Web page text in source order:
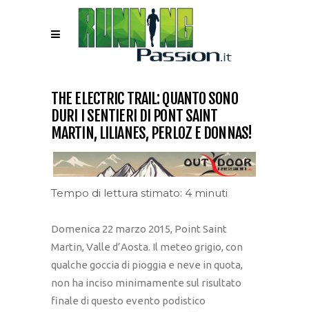
THE ELECTRIC TRAIL: QUANTO SONO
DURI I SENTIERI DI PONT SAINT
MARTIN, LILIANES, PERLOZ E DONNAS!
Tempo di lettura stimato: 4 minuti
Domenica 22 marzo 2015, Point Saint
Martin, Valle d’Aosta. Il meteo grigio, con
qualche goccia di pioggia e neve in quota,
non ha inciso minimamente sul risultato
finale di questo evento podistico